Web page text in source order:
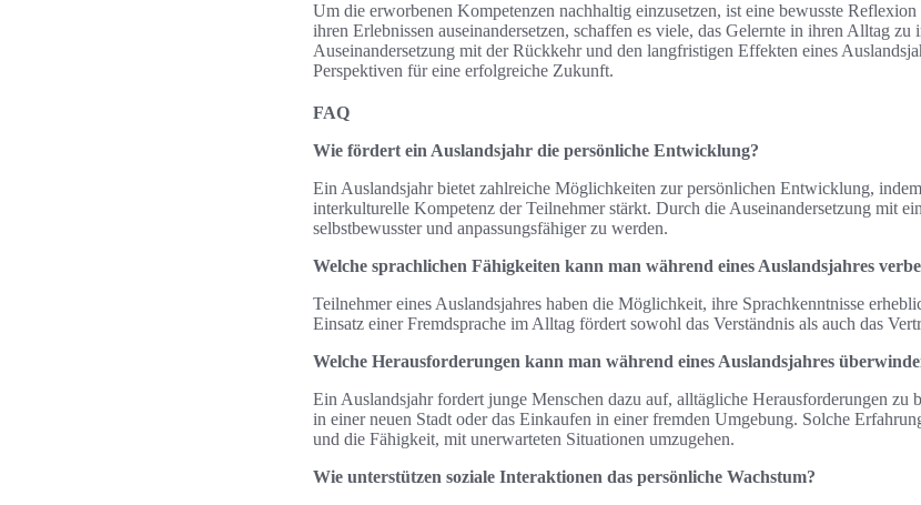
Um die erworbenen Kompetenzen nachhaltig einzusetzen, ist eine bewusste
ihren Erlebnissen auseinandersetzen, schaffen es viele, das Gelernte in ihren Alltag
Auseinandersetzung mit der Rückkehr und den langfristigen Effekten eines
Perspektiven für eine erfolgreiche Zukunft.
FAQ
Wie fördert ein Auslandsjahr die persönliche Entwicklung?
Ein Auslandsjahr bietet zahlreiche Möglichkeiten zur persönlichen Entwicklung,
interkulturelle Kompetenz der Teilnehmer stärkt. Durch die Auseinandersetzung mit
selbstbewusster und anpassungsfähiger zu werden.
Welche sprachlichen Fähigkeiten kann man während eines Auslandsjahres
Teilnehmer eines Auslandsjahres haben die Möglichkeit, ihre Sprachkenntnisse
Einsatz einer Fremdsprache im Alltag fördert sowohl das Verständnis als auch das
Welche Herausforderungen kann man während eines Auslandsjahres
Ein Auslandsjahr fordert junge Menschen dazu auf, alltägliche Herausforderungen zu
in einer neuen Stadt oder das Einkaufen in einer fremden Umgebung. Solche
und die Fähigkeit, mit unerwarteten Situationen umzugehen.
Wie unterstützen soziale Interaktionen das persönliche Wachstum?